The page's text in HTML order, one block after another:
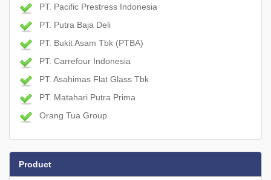
PT. Pacific Prestress Indonesia
PT. Putra Baja Deli
PT. Bukit Asam Tbk (PTBA)
PT. Carrefour Indonesia
PT. Asahimas Flat Glass Tbk
PT. Matahari Putra Prima
Orang Tua Group
Product